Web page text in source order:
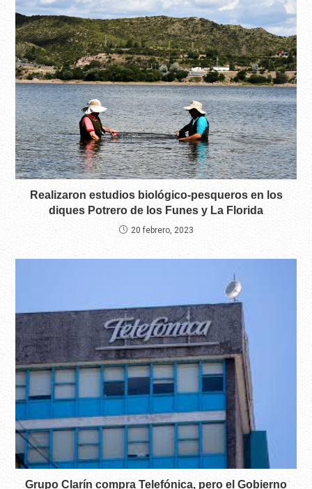
Realizaron estudios biológico-pesqueros en los
diques Potrero de los Funes y La Florida
20 febrero, 2023
Grupo Clarín compra Telefónica, pero el Gobierno